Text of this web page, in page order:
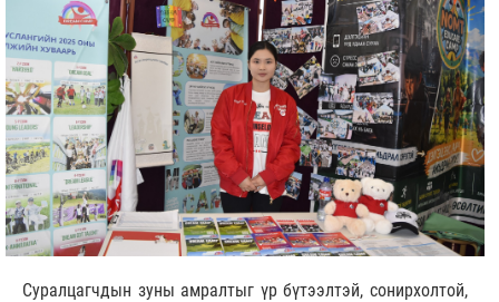
Суралцагчдын зуны амралтыг үр бүтээлтэй, сонирхолтой,